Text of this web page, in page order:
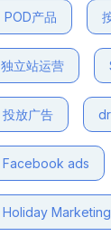
POD产品
独立站运营
投放广告
Facebook ads
Holiday Marketing